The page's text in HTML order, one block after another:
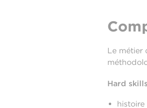
Le métier
Hard
histoire